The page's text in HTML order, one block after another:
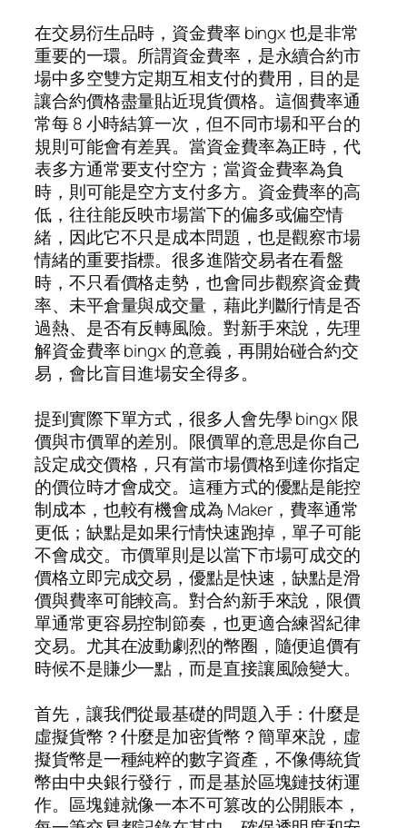
在交易衍生品時，資金費率 bingx 也是非常
重要的一環。所謂資金費率，是永續合約市
場中多空雙方定期互相支付的費用，目的是
讓合約價格盡量貼近現貨價格。這個費率通
常每 8 小時結算一次，但不同市場和平台的
規則可能會有差異。當資金費率為正時，代
表多方通常要支付空方；當資金費率為負
時，則可能是空方支付多方。資金費率的高
低，往往能反映市場當下的偏多或偏空情
緒，因此它不只是成本問題，也是觀察市場
情緒的重要指標。很多進階交易者在看盤
時，不只看價格走勢，也會同步觀察資金費
率、未平倉量與成交量，藉此判斷行情是否
過熱、是否有反轉風險。對新手來說，先理
解資金費率 bingx 的意義，再開始碰合約交
易，會比盲目進場安全得多。
提到實際下單方式，很多人會先學 bingx 限
價與市價單的差別。限價單的意思是你自己
設定成交價格，只有當市場價格到達你指定
的價位時才會成交。這種方式的優點是能控
制成本，也較有機會成為 Maker，費率通常
更低；缺點是如果行情快速跑掉，單子可能
不會成交。市價單則是以當下市場可成交的
價格立即完成交易，優點是快速，缺點是滑
價與費率可能較高。對合約新手來說，限價
單通常更容易控制節奏，也更適合練習紀律
交易。尤其在波動劇烈的幣圈，隨便追價有
時候不是賺少一點，而是直接讓風險變大。
首先，讓我們從最基礎的問題入手：什麼是
虛擬貨幣？什麼是加密貨幣？簡單來說，虛
擬貨幣是一種純粹的數字資產，不像傳統貨
幣由中央銀行發行，而是基於區塊鏈技術運
作。區塊鏈就像一本不可篡改的公開賬本，